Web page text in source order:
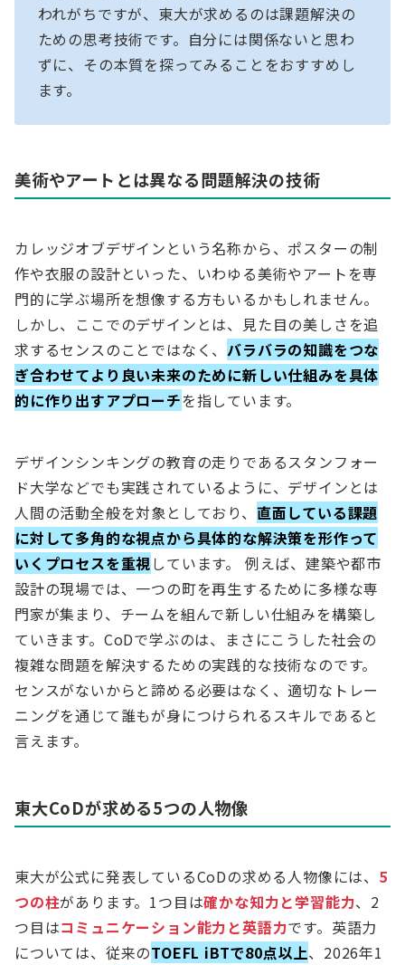
われがちですが、東大が求めるのは課題解決の
ための思考技術です。自分には関係ないと思わ
ずに、その本質を探ってみることをおすすめし
ます。
美術やアートとは異なる問題解決の技術
カレッジオブデザインという名称から、ポスターの制
作や衣服の設計といった、いわゆる美術やアートを専
門的に学ぶ場所を想像する方もいるかもしれません。
しかし、ここでのデザインとは、見た目の美しさを追
求するセンスのことではなく、バラバラの知識をつな
ぎ合わせてより良い未来のために新しい仕組みを具体
的に作り出すアプローチを指しています。
デザインシンキングの教育の走りであるスタンフォー
ド大学などでも実践されているように、デザインとは
人間の活動全般を対象としており、 直面している課題
に対して多角的な視点から具体的な解決策を形作って
いくプロセスを重視しています。 例えば、建築や都市
設計の現場では、一つの町を再生するために多様な専
門家が集まり、チームを組んで新しい仕組みを構築し
ていきます。CoDで学ぶのは、まさにこうした社会の
複雑な問題を解決するための実践的な技術なのです。
センスがないからと諦める必要はなく、適切なトレー
ニングを通じて誰もが身につけられるスキルであると
言えます。
東大CoDが求める5つの人物像
東大が公式に発表しているCoDの求める人物像には、 5
つの柱があります。1つ目は確かな知力と学習能力、2
つ目はコミュニケーション能力と英語力です。英語力
については、従来のTOEFL iBTで80点以上、2026年1